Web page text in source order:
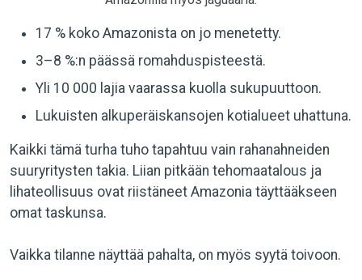
17 % koko Amazonista on jo menetetty.
3–8 %:n päässä romahduspisteestä.
Yli 10 000 lajia vaarassa kuolla sukupuuttoon.
Lukuisten alkuperäiskansojen kotialueet uhattuna.
Kaikki tämä turha tuho tapahtuu vain rahanahneiden
suuryritysten takia. Liian pitkään tehomaatalous ja
lihateollisuus ovat riistäneet Amazonia täyttääkseen
omat taskunsa.
Vaikka tilanne näyttää pahalta, on myös syytä toivoon.